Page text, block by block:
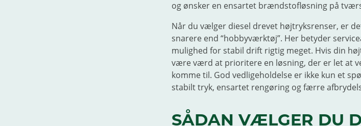
og ønsker en ensartet brændstofløsning på
Når du vælger diesel drevet højtryksrenser, er
snarere end “hobbyværktøj”. Her betyder
mulighed for stabil drift rigtig meget. Hvis din
være værd at prioritere en løsning, der er let at
komme til. God vedligeholdelse er ikke kun et
stabilt tryk, ensartet rengøring og færre
SÅDAN VÆLGER DU